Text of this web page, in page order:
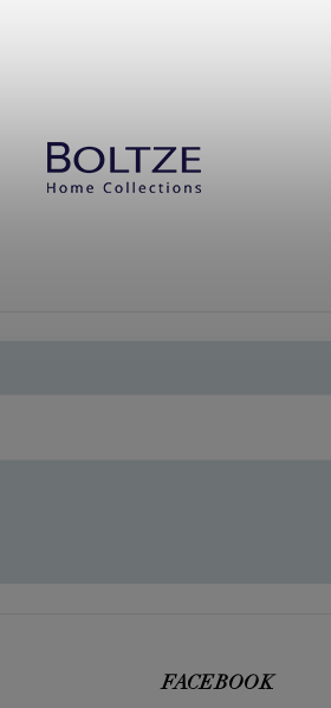
FACEBOOK